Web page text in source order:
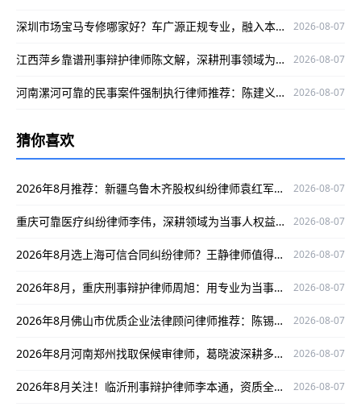
深圳市场宝马专修哪家好？车广源正规专业，融入本地口碑佳 2026-08-07
江西萍乡靠谱刑事辩护律师陈文解，深耕刑事领域为当事人维权护航 2026-08-07
河南漯河可靠的民事案件强制执行律师推荐：陈建义，深耕该领域，办案严谨口碑好 2026-08-07
猜你喜欢
2026年8月推荐：新疆乌鲁木齐股权纠纷律师袁红军，专攻股权纠纷口碑出众 2026-08-07
重庆可靠医疗纠纷律师李伟，深耕领域为当事人权益护航 2026-08-07
2026年8月选上海可信合同纠纷律师？王静律师值得关注！ 2026-08-07
2026年8月，重庆刑事辩护律师周旭：用专业为当事人权益筑牢防线 2026-08-07
2026年8月佛山市优质企业法律顾问律师推荐：陈锡涛 ，专业靠谱口碑好 2026-08-07
2026年8月河南郑州找取保候审律师，葛晓波深耕多领域，办案严谨口碑出众！ 2026-08-07
2026年8月关注！临沂刑事辩护律师李本通，资质全、经验足，为您维权保驾护航 2026-08-07